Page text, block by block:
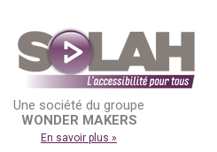
Une société du groupe
WONDER MAKERS
En savoir plus »